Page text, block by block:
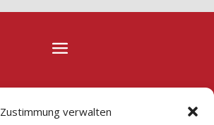
Zustimmung verwalten